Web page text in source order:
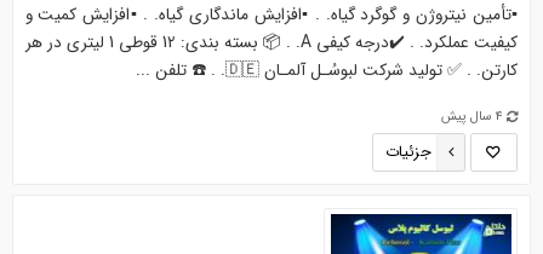
▪️تأمین نیتروژن و گوگرد گیاه. . ▪️افزایش ماندگاری گیاه. . ▪️افزایش کمیت و
کیفیت عملکرد. . ✔️درجه کیفی A. . 📦 بسته بندی: 12 قوطی 1 لیتری در هر
کارتن. . ✅ تولید شرکت لبوسُـل آلمـان 🇩🇪. . ☎️ تلفن ...
4 سال پیش
جزئیات